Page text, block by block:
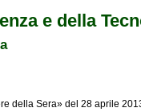
e della
della Sera» del 28 aprile